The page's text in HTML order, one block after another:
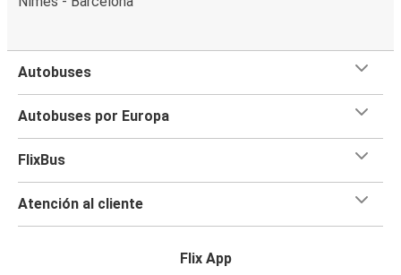
Autobuses
Autobuses por Europa
FlixBus
Atención al cliente
Flix App